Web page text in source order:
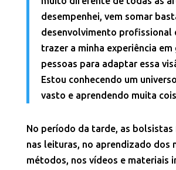
desempenhei, vem somar
desenvolvimento profissional
trazer a minha experiência em
pessoas para adaptar essa
Estou conhecendo um
vasto e aprendendo muita
No período da tarde, as bolsistas
nas leituras, no aprendizado dos
métodos, nos vídeos e materiais